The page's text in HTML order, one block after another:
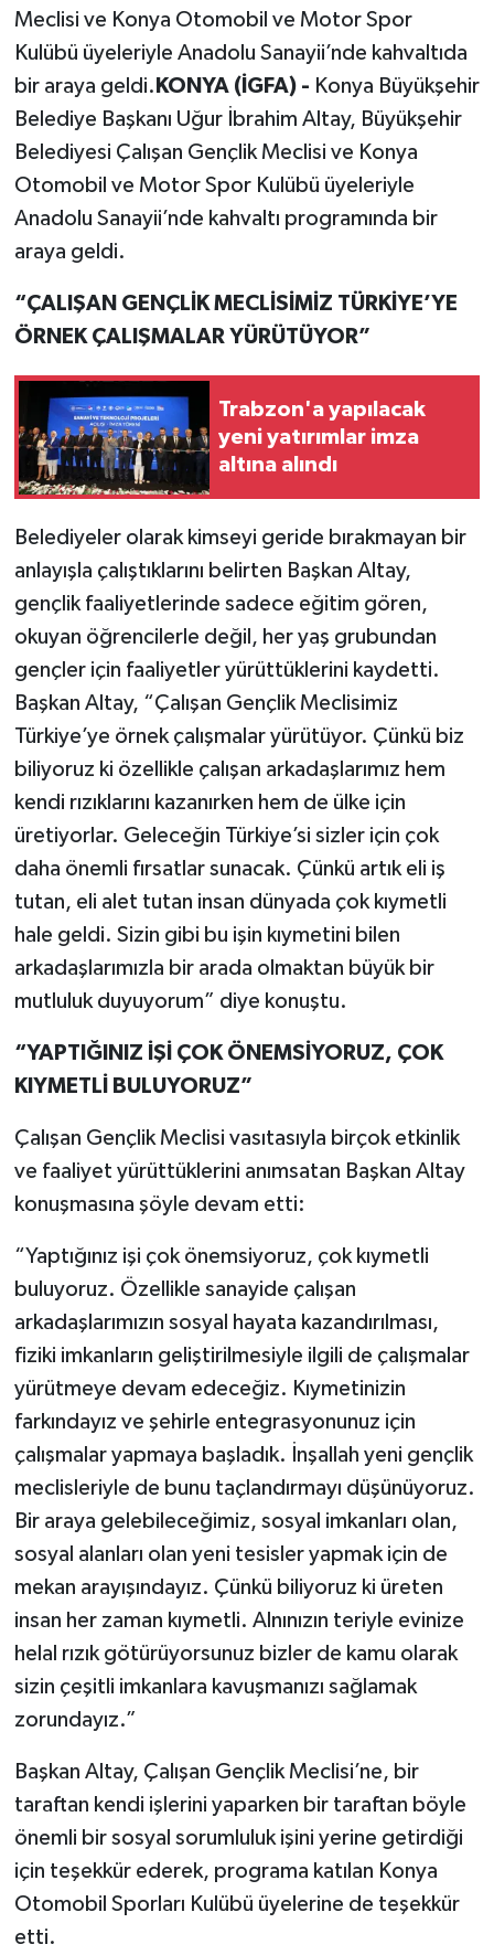
Meclisi ve Konya Otomobil ve Motor Spor
Kulübü üyeleriyle Anadolu Sanayii’nde kahvaltıda
bir araya geldi. KONYA (İGFA) - Konya Büyükşehir
Belediye Başkanı Uğur İbrahim Altay, Büyükşehir
Belediyesi Çalışan Gençlik Meclisi ve Konya
Otomobil ve Motor Spor Kulübü üyeleriyle
Anadolu Sanayii’nde kahvaltı programında bir
araya geldi.
“ÇALIŞAN GENÇLİK MECLİSİMİZ TÜRKİYE’YE
ÖRNEK ÇALIŞMALAR YÜRÜTÜYOR”
Trabzon'a yapılacak
yeni yatırımlar imza
altına alındı
Belediyeler olarak kimseyi geride bırakmayan bir
anlayışla çalıştıklarını belirten Başkan Altay,
gençlik faaliyetlerinde sadece eğitim gören,
okuyan öğrencilerle değil, her yaş grubundan
gençler için faaliyetler yürüttüklerini kaydetti.
Başkan Altay, “Çalışan Gençlik Meclisimiz
Türkiye’ye örnek çalışmalar yürütüyor. Çünkü biz
biliyoruz ki özellikle çalışan arkadaşlarımız hem
kendi rızıklarını kazanırken hem de ülke için
üretiyorlar. Geleceğin Türkiye’si sizler için çok
daha önemli fırsatlar sunacak. Çünkü artık eli iş
tutan, eli alet tutan insan dünyada çok kıymetli
hale geldi. Sizin gibi bu işin kıymetini bilen
arkadaşlarımızla bir arada olmaktan büyük bir
mutluluk duyuyorum” diye konuştu.
“YAPTIĞINIZ İŞİ ÇOK ÖNEMSİYORUZ, ÇOK
KIYMETLİ BULUYORUZ”
Çalışan Gençlik Meclisi vasıtasıyla birçok etkinlik
ve faaliyet yürüttüklerini anımsatan Başkan Altay
konuşmasına şöyle devam etti:
“Yaptığınız işi çok önemsiyoruz, çok kıymetli
buluyoruz. Özellikle sanayide çalışan
arkadaşlarımızın sosyal hayata kazandırılması,
fiziki imkanların geliştirilmesiyle ilgili de çalışmalar
yürütmeye devam edeceğiz. Kıymetinizin
farkındayız ve şehirle entegrasyonunuz için
çalışmalar yapmaya başladık. İnşallah yeni gençlik
meclisleriyle de bunu taçlandırmayı düşünüyoruz.
Bir araya gelebileceğimiz, sosyal imkanları olan,
sosyal alanları olan yeni tesisler yapmak için de
mekan arayışındayız. Çünkü biliyoruz ki üreten
insan her zaman kıymetli. Alnınızın teriyle evinize
helal rızık götürüyorsunuz bizler de kamu olarak
sizin çeşitli imkanlara kavuşmanızı sağlamak
zorundayız.”
Başkan Altay, Çalışan Gençlik Meclisi’ne, bir
taraftan kendi işlerini yaparken bir taraftan böyle
önemli bir sosyal sorumluluk işini yerine getirdiği
için teşekkür ederek, programa katılan Konya
Otomobil Sporları Kulübü üyelerine de teşekkür
etti.